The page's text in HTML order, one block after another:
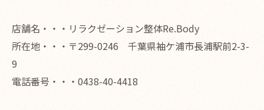
店舗名・・・リラクゼーション整体Re.Body
所在地・・・〒299-0246 千葉県袖ケ浦市長浦駅前2-3-
9
電話番号・・・0438-40-4418